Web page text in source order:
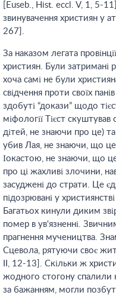
[Euseb., Hist. eccl. V, 1, 5-
звинувачення християн у
267].
За наказом легата
християн. Були
хоча самі не були
свідчення проти своїх
здобуті “докази” щодо
міфології Тієст
дітей, не знаючи про це) та
убив Лая, не знаючи, що
Іокастою, не знаючи, що
про ці жахливі злочини,
засуджені до страти. Це
підозрювані у
Багатьох кинули диким
помер в ув'язненні.
прагнення мучеництва.
Сцевола, рятуючи своє
II, 12-13]. Скільки ж
жодного стогону спалили
за бажанням, могли